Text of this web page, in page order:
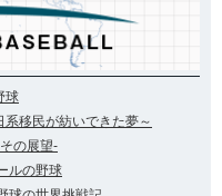
球
移民が紡いできた夢～
の展望-
ルの野球